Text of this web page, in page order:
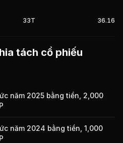
33T 36.16%
tách cổ phiếu
năm 2025 bằng tiền, 2,000
năm 2024 bằng tiền, 1,000